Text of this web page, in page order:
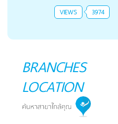
VIEWS 3974
BRANCHES
LOCATION